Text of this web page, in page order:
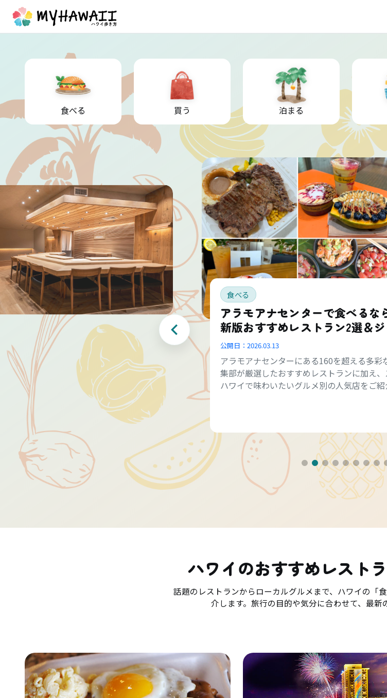
食べる 買う 泊まる
食べる
アラモアナセンターで食べるな
新版おすすめレストラン2選＆
公開日： 2026.03.13
アラモアナセンターにある160を超える多彩
集部が厳選したおすすめレストランに加え
ハワイで味わいたいグルメ別の人気店をご紹
ハワイのおすすめレスト
話題のレストランからローカルグルメまで、ハワイの「
介します。旅行の目的や気分に合わせて、最新